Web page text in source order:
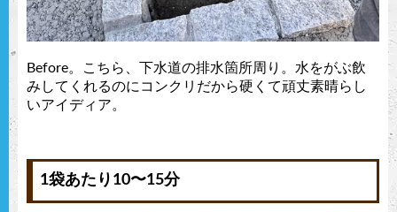
Before。こちら、下水道の排水箇所周り。水をがぶ飲
みしてくれるのにコンクリだから硬くて頑丈素晴らし
いアイディア。
1袋あたり10〜15分